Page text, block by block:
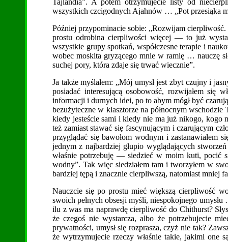
Tajlandia”. A potem otrzymujecie listy od
wszystkich czcigodnych Ajahnów … „Pot przesiąka
Później przypominacie sobie: „Rozwijam
prostu odrobina cierpliwości więcej — to już
wszystkie grupy spotkań, współczesne terapie i
wobec moskita gryzącego mnie w ramię … nauczę
suchej pory, która zdaje się trwać wiecznie”.
Ja także myślałem: „Mój umysł jest zbyt czujny i
posiadać interesującą osobowość, rozwijałem się
informacji i durnych idei, po to abym mógł być
bezużyteczne w klasztorze na północnym
kiedy jesteście sami i kiedy nie ma już nikogo, kogo
też zamiast stawać się fascynującym i czarującym
przyglądać się bawołom wodnym i zastanawiałem
jednym z najbardziej głupio wyglądających
właśnie potrzebuję — siedzieć w moim kuti, pocić
wodny”. Tak więc siedziałem tam i tworzyłem w
bardziej tępą i znacznie cierpliwszą, natomiast mniej
Nauczcie się po prostu mieć większą cierpliwość
swoich pełnych obsesji myśli, niespokojnego
ilu z was ma naprawdę cierpliwość do Chithurst?
że czegoś nie wystarcza, albo że potrzebujecie
prywatności, umysł się rozprasza, czyż nie tak?
że wytrzymujecie rzeczy właśnie takie, jakimi one